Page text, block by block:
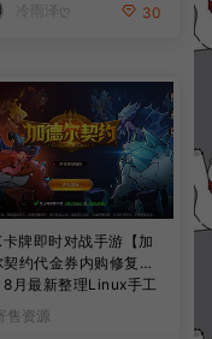
冷雨泽ღ 30
牌即时对战手游【加
契约代金券内购修复
8月最新整理Linux手工
+前后端全套源码+CD
权后台+安卓苹果双端
售资源